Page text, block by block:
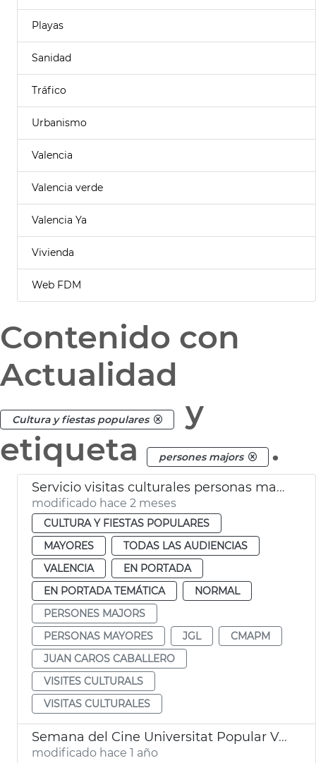
Playas
Sanidad
Tráfico
Urbanismo
Valencia
Valencia verde
Valencia Ya
Vivienda
Web FDM
Contenido con
Actualidad
Cultura y fiestas populares
y
etiqueta
persones majors .
Servicio visitas culturales personas mayores València
modificado hace 2 meses
CULTURA Y FIESTAS POPULARES
MAYORES
TODAS LAS AUDIENCIAS
VALENCIA
EN PORTADA
EN PORTADA TEMÁTICA
NORMAL
PERSONES MAJORS
PERSONAS MAYORES
JGL
CMAPM
JUAN CAROS CABALLERO
VISITES CULTURALS
VISITAS CULTURALES
Semana del Cine Universitat Popular València
modificado hace 1 año